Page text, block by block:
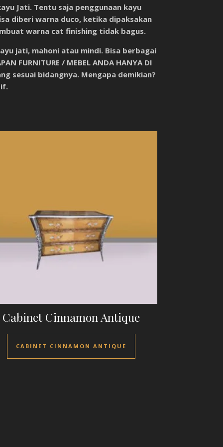
Jati. Tentu saja penggunaan kayu
diberi warna duco, ketika dipaksakan
warna cat finishing tidak bagus.
jati, mahoni atau mindi. Bisa berbagai
FURNITURE / MEBEL ANDA HANYA DI
sesuai bidangnya. Mengapa demikian?
Cabinet Cinnamon Antique
CABINET CINNAMON ANTIQUE